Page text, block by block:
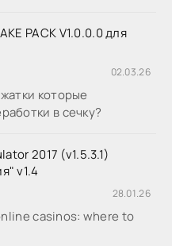
PACK V1.0.0.0 для
02.03.26
которые
в сечку?
2017 (v1.5.3.1)
v1.4
28.01.26
casinos: where to